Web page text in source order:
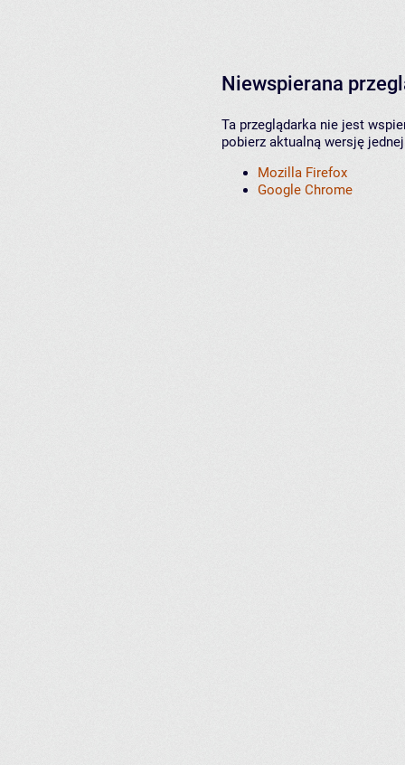
Niewspierana
Ta przeglądarka nie jest
pobierz aktualną wersję
Mozilla Firefox
Google Chrome